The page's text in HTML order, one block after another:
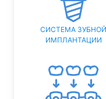
СИСТЕМА ЗУБНОЙ
ИМПЛАНТАЦИИ